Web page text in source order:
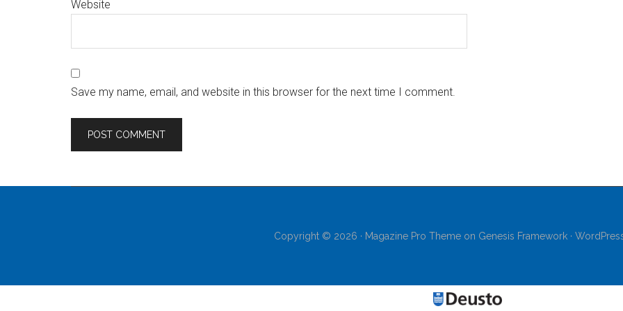
Website
Save my name, email, and website in this browser for the next time I comment.
Copyright © 2026 · Magazine Pro Themeon Genesis Framework·